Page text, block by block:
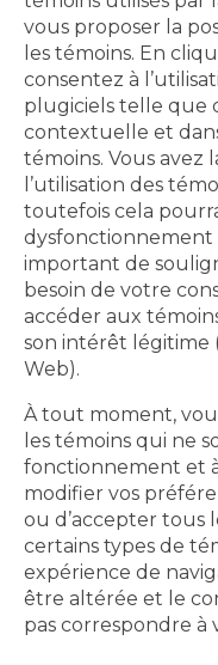
vous proposer la
les témoins. En
consentez à
plugiciels telle que
contextuelle et
témoins. Vous avez
l’utilisation des
toutefois cela
dysfonctionnement
important de
besoin de votre
accéder aux
son intérêt légitime
Web).
À tout moment,
les témoins qui ne
fonctionnement et
modifier vos
ou d’accepter tous
certains types de
expérience de
être altérée et le
pas correspondre à